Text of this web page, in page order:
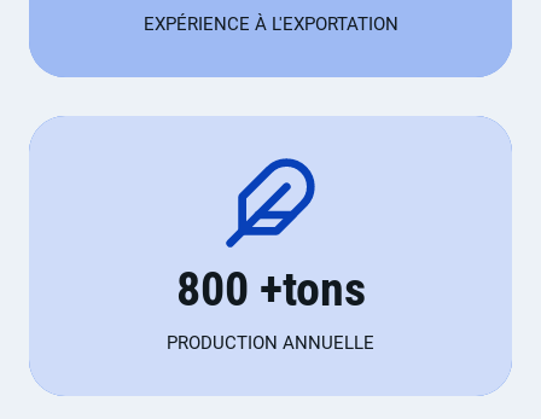
EXPÉRIENCE À L'EXPORTATION
800 +tons
PRODUCTION ANNUELLE